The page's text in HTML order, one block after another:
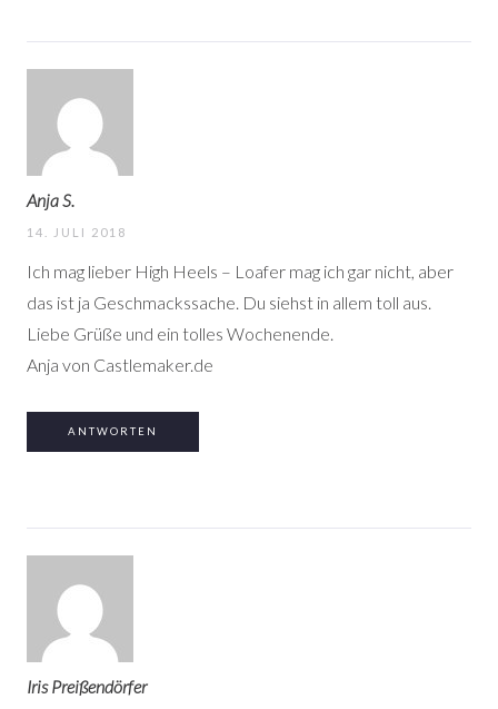
Anja S.
14. JULI 2018
Ich mag lieber High Heels – Loafer mag ich gar nicht, aber
das ist ja Geschmackssache. Du siehst in allem toll aus.
Liebe Grüße und ein tolles Wochenende.
Anja von Castlemaker.de
ANTWORTEN
Iris Preißendörfer